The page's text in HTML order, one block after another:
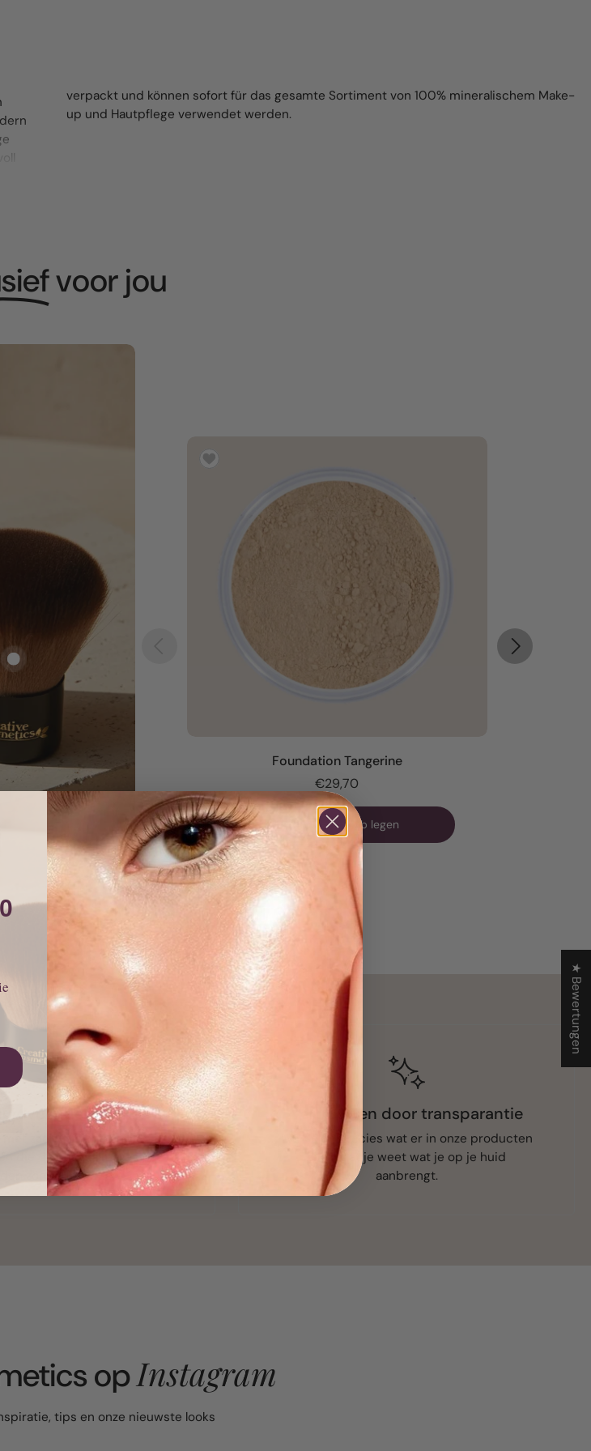
verpackt und können sofort für das gesamte Sortiment von 100% mineralischem Make-
up und Hautpflege verwendet werden.
voor jou
Foundation Tangerine
€29,70
In den Warenkorb legen
Huidvriendelijk
met zachte, plantaardige
die de huid kalmeren en
zonder irritatie.
Vertrouwen door transparantie
We delen precies wat er in onze producten
zit, zodat je weet wat je op je huid
aanbrengt.
opInstagram
tips en onze nieuwste looks
★ Bewertungen